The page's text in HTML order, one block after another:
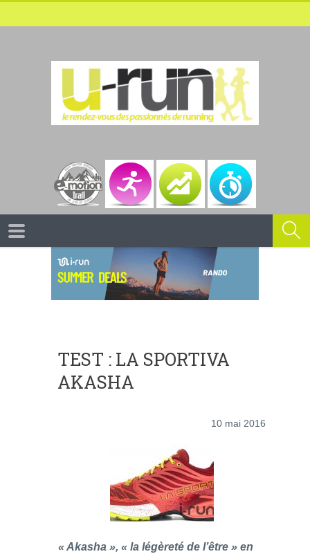
TEST : LA SPORTIVA
AKASHA
10 mai 2016
« Akasha », « la légèreté de l’être » en